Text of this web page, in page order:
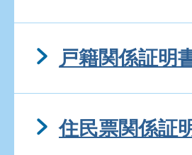
戸籍関係証明
住民票関係証